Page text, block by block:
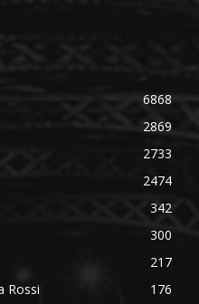
6868
2869
2733
2474
342
300
217
Rossi
176